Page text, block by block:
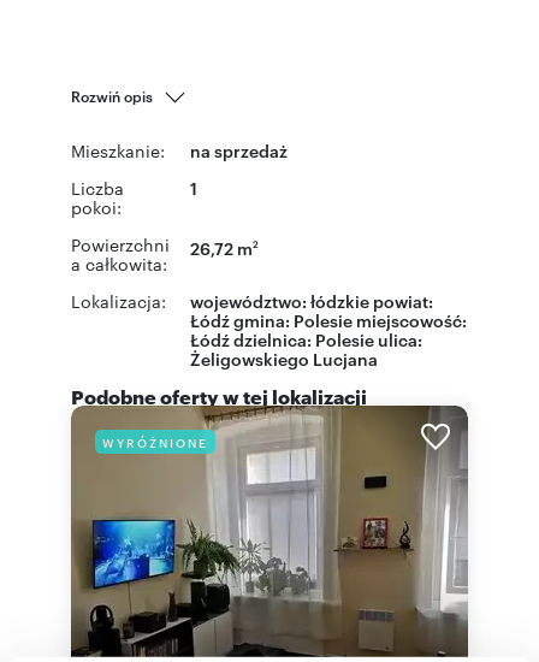
Rozwiń opis
Mieszkanie: na sprzedaż
Liczba
pokoi:
1
Powierzchni
a całkowita:
26,72 m2
Lokalizacja: województwo: łódzkie powiat:
Łódźgmina: Polesie miejscowość:
Łódździelnica: Polesie ulica:
Żeligowskiego Lucjana
Podobne oferty w tej lokalizacji
WYRÓŻNIONE